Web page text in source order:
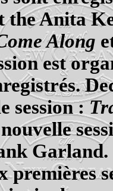
the Anita
Along
est
session :
Garland.
premières